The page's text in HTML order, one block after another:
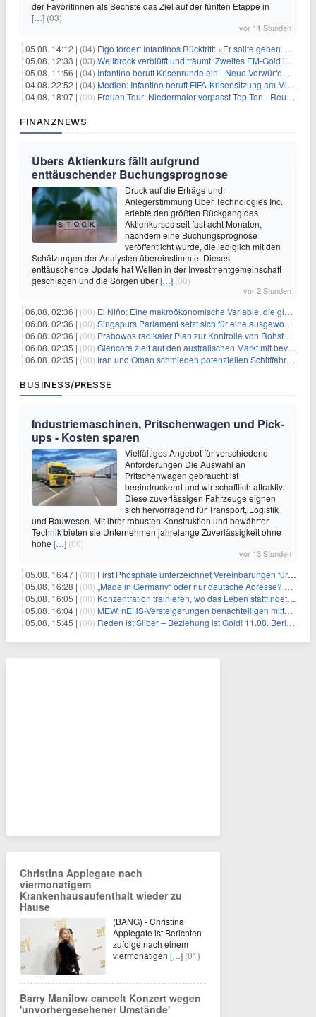
der Favoritinnen als Sechste das Ziel auf der fünften Etappe in
[…] (03)
vor 11 Stunden
05.08. 14:12 | (04) Figo fordert Infantinos Rücktritt: «Er sollte gehen. Jetzt»
05.08. 12:33 | (03) Wellbrock verblüfft und träumt: Zweites EM-Gold in Paris
05.08. 11:56 | (04) Infantino beruft Krisenrunde ein - Neue Vorwürfe gegen FIFA
04.08. 22:52 | (04) Medien: Infantino beruft FIFA-Krisensitzung am Mittwoch ein
04.08. 18:07 | (00) Frauen-Tour: Niedermaier verpasst Top Ten - Reusser siegt
FINANZNEWS
Ubers Aktienkurs fällt aufgrund
enttäuschender Buchungsprognose
Druck auf die Erträge und
Anlegerstimmung Uber Technologies Inc.
erlebte den größten Rückgang des
Aktienkurses seit fast acht Monaten,
nachdem eine Buchungsprognose
veröffentlicht wurde, die lediglich mit den
Schätzungen der Analysten übereinstimmte. Dieses
enttäuschende Update hat Wellen in der Investmentgemeinschaft
geschlagen und die Sorgen über[…] (00)
vor 2 Stunden
06.08. 02:36 | (00) El Niño: Eine makroökonomische Variable, die globale Wirtschaftslandschaften umgestaltet
06.08. 02:36 | (00) Singapurs Parlament setzt sich für eine ausgewogene wirtschaftliche Zukunft ein
06.08. 02:36 | (00) Prabowos radikaler Plan zur Kontrolle von Rohstoffexporten steht vor konkurrierenden Visionen
06.08. 02:35 | (00) Glencore zielt auf den australischen Markt mit bevorstehendem Sekundärlisting
06.08. 02:35 | (00) Iran und Oman schmieden potenziellen Schifffahrtsvertrag im Hormuskanal
BUSINESS/PRESSE
Industriemaschinen, Pritschenwagen und Pick-
ups - Kosten sparen
Vielfältiges Angebot für verschiedene
Anforderungen Die Auswahl an
Pritschenwagen gebraucht ist
beeindruckend und wirtschaftlich attraktiv.
Diese zuverlässigen Fahrzeuge eignen
sich hervorragend für Transport, Logistik
und Bauwesen. Mit ihrer robusten Konstruktion und bewährter
Technik bieten sie Unternehmen jahrelange Zuverlässigkeit ohne
hohe […] (00)
vor 13 Stunden
05.08. 16:47 | (00) First Phosphate unterzeichnet Vereinbarungen für nicht zu refundierende Zuwendungen in Höhe von 4,84 Mio. $ von der kanadischen Regierung für Straßeninfrastruktur und Stromübertragungsleitungen
05.08. 16:28 | (00) „Made in Germany“ oder nur deutsche Adresse? So erkennen Sie, wo Ihre Leiterplatten wirklich gefertigt werden
05.08. 16:05 | (00) Konzentration trainieren, wo das Leben stattfindet: Mobile EEG-Technologie bringt Neurofeedback in den Alltag
05.08. 16:04 | (00) MEW: nEHS-Versteigerungen benachteiligen mittelständische Unternehmen
05.08. 15:45 | (00) Reden ist Silber – Beziehung ist Gold! 11.08. Berlin – 18:30 Uhr
Christina Applegate nach
viermonatigem
Krankenhausaufenthalt wieder zu
Hause
(BANG) - Christina
Applegate ist Berichten
zufolge nach einem
viermonatigen […] (01)
Barry Manilow cancelt Konzert wegen
'unvorhergesehener Umstände'